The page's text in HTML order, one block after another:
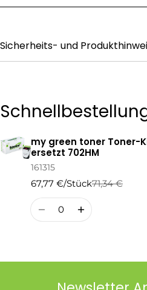
Ihre
Sicherheits- und
Ihr
Warenkorb
my green toner Toner-
ersetzt 702HM
161315
67,77 €/Stück
Regulärer
Preis
71,34 €
Verkaufspreis
Menge